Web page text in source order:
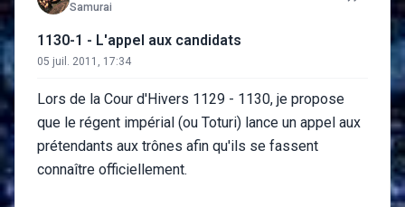
Samurai
1130-1 - L'appel aux candidats
05 juil. 2011, 17:34
Lors de la Cour d'Hivers 1129 - 1130, je propose
que le régent impérial (ou Toturi) lance un appel aux
prétendants aux trônes afin qu'ils se fassent
connaître officiellement.